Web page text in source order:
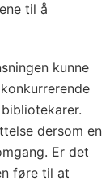
til å
kunne
dersom en
Er det
føre til at